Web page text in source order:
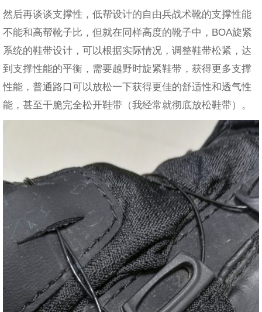
然后再谈谈支撑性，低帮设计的自由兵战术靴的支撑性能
不能和高帮靴子比，但就在同样高度的靴子中，BOA旋紧
系统的鞋带设计，可以根据实际情况，调整鞋带松紧，达
到支撑性能的平衡，需要越野时旋紧鞋带，获得更多支撑
性能，普通路口可以放松一下获得更佳的舒适性和透气性
能，甚至干脆完全松开鞋带（我经常就彻底放松鞋带）。